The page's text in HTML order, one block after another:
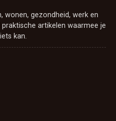
wonen, gezondheid, werk en
artikelen waarmee je
kan.